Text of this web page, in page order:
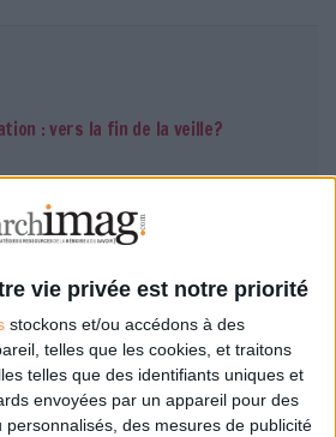
vie privée est notre priorité
stockons et/ou accédons à des
telles que les cookies, et traitons
telles que des identifiants uniques et
envoyées par un appareil pour des
personnalisés, des mesures de publicité
: vers la fin de la veille?
survivre face aux pressions?
: le pivot de la transformation
d’usage et retours d’expérience